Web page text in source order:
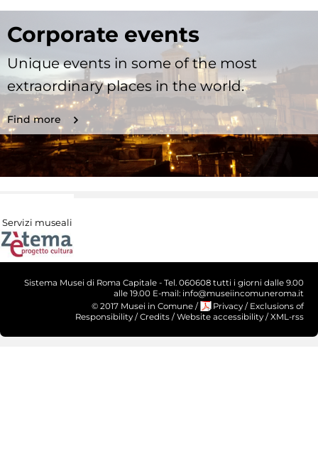
Corporate events
Unique events in some of the most
extraordinary places in the world.
Find more
Servizi museali
Sistema Musei di Roma Capitale - Tel. 060608 tutti i giorni dalle 9.00
alle 19.00 E-mail: info@museiincomuneroma.it
© 2017 Musei in Comune / Privacy / Exclusions of
Responsibility /Credits /Website accessibility /XML-rss